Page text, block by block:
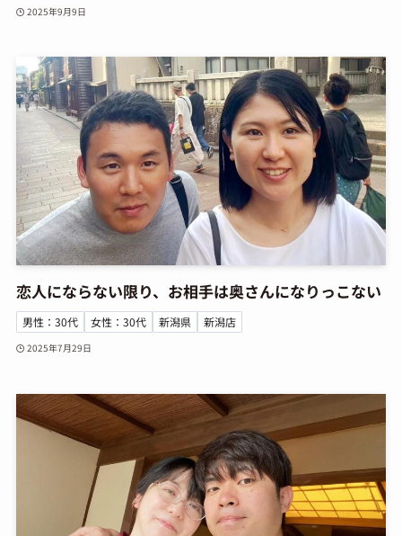
2025年9月9日
恋人にならない限り、お相手は奥さんになりっこない
男性：30代 女性：30代 新潟県 新潟店
2025年7月29日